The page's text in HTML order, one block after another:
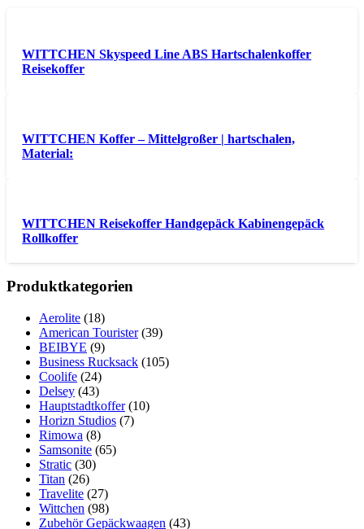
WITTCHEN Skyspeed Line ABS Hartschalenkoffer
Reisekoffer
WITTCHEN Koffer – Mittelgroßer | hartschalen,
Material:
WITTCHEN Reisekoffer Handgepäck Kabinengepäck
Rollkoffer
Produktkategorien
Aerolite (18)
American Tourister (39)
BEIBYE (9)
Business Rucksack (105)
Coolife (24)
Delsey (43)
Hauptstadtkoffer (10)
Horizn Studios (7)
Rimowa (8)
Samsonite (65)
Stratic (30)
Titan (26)
Travelite (27)
Wittchen (98)
Zubehör Gepäckwaagen (43)